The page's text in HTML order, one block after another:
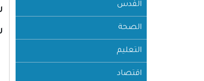
القدس
الصحة
التعليم
اقتصاد